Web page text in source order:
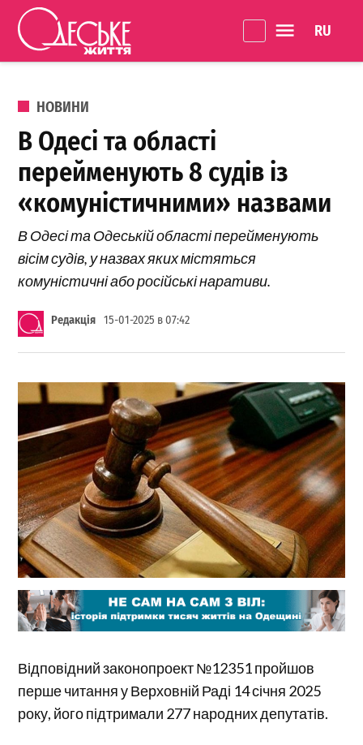
Перейти до вмісту
Життя
ОПУБЛІКОВАНО В
НОВИНИ
В Одесі та області
перейменують 8 судів із
«комуністичними» назвами
В Одесі та Одеській області перейменують
вісім судів, у назвах яких містяться
комуністичні або російські наративи.
Редакція 15-01-2025 в 07:42
Відповідний законопроект №12351 пройшов
перше читання у Верховній Раді 14 січня 2025
року, його підтримали 277 народних депутатів.